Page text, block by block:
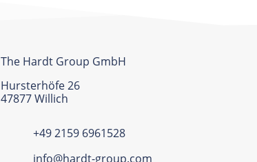
The Hardt Group GmbH
Hursterhöfe 26
47877 Willich
+49 2159 6961528
info@hardt-group.com